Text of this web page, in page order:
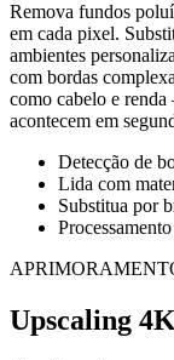
Remova fundos
em cada pixel.
ambientes
com bordas
como cabelo e
acontecem em
Detecção de
Lida com
Substitua por
Upscaling